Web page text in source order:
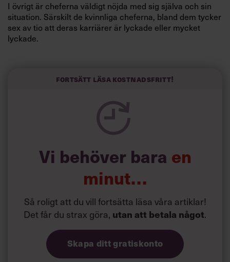
I övrigt är cheferna väldigt nöjda med sig själva och sin
situation. Särskilt de kvinnliga cheferna, bland dem tycker
sex av tio att deras karriärer är lyckade eller mycket
lyckade.
kollegor när det kommer till att ställa krav på arbetet.
att bli befordrade, 47 respektive 37 procent.
Majoriteten av cheferna tycker att de är bra på sitt jobb.
arbetsbelastning, hålla deadlines, delegera
arbetsuppgifter och förhandla.
stora organisationer i 18 länder i Europa, Asien,
Nordamerika, Sydamerika och Afrika.
Fortsätt läsa kostnadsfritt!
Vi behöver bara en
minut…
Så roligt att du vill fortsätta läsa våra artiklar!
Det får du strax göra, utan att betala något.
Skapa ditt gratiskonto